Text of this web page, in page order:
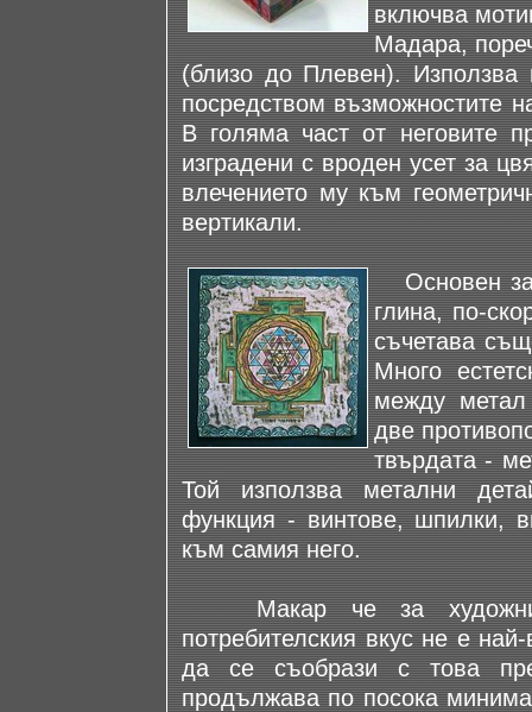
включва
Мадара,
(близо до Плевен). Използва
посредством възможностите
В голяма част от неговите
изградени с вроден усет за
влечението му към
вертикали.
Основен за
глина, по-
съчетава
Много
между
две
твърдата -
Той използва метални
функция - винтове, шпилки,
към самия него.
Макар че за
потребителския вкус не е
да се съобрази с това
продължава по посока